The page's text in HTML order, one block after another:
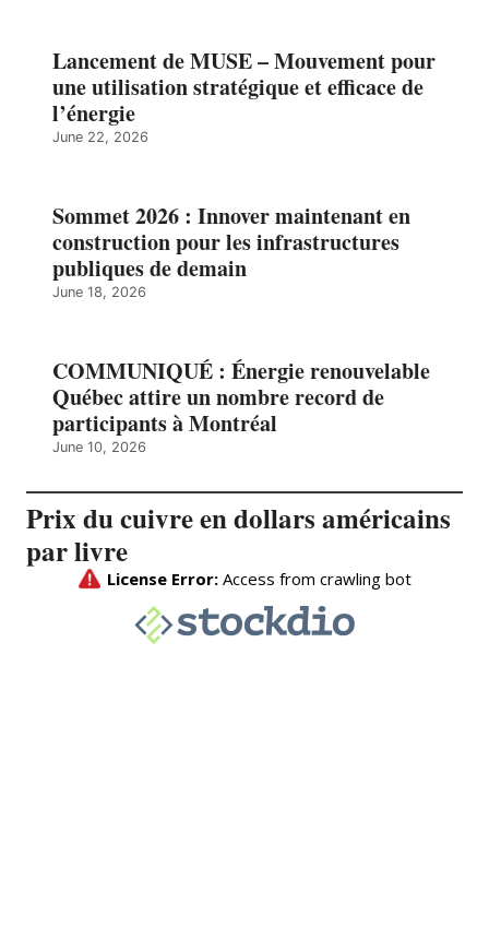
Lancement de MUSE – Mouvement pour
une utilisation stratégique et efficace de
l’énergie
June 22, 2026
Sommet 2026 : Innover maintenant en
construction pour les infrastructures
publiques de demain
June 18, 2026
COMMUNIQUÉ : Énergie renouvelable
Québec attire un nombre record de
participants à Montréal
June 10, 2026
Prix du cuivre en dollars américains
par livre